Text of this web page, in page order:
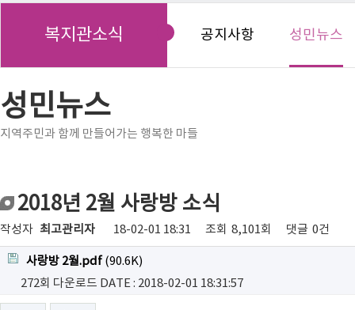
복지관소식 공지사항 성민뉴스
성민뉴스
지역주민과 함께 만들어가는 행복한 마들
2018년 2월 사랑방 소식
작성자 최고관리자 18-02-01 18:31 조회 8,101회 댓글 0건
사랑방 2월.pdf (90.6K)
272회 다운로드 DATE : 2018-02-01 18:31:57